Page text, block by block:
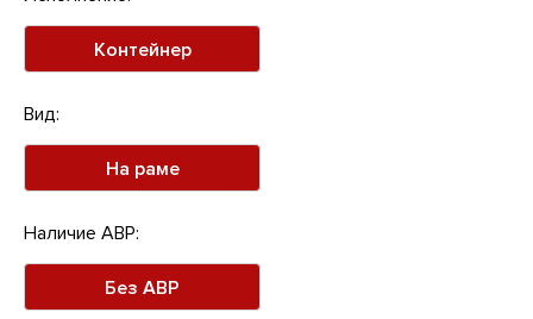
Контейнер
Вид:
На раме
Наличие АВР:
Без АВР